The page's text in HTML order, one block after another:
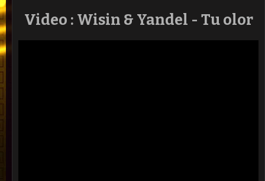
Video : Wisin & Yandel - Tu olor